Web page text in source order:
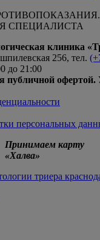
СПЕЦИАЛИСТА
клиника
256, тел.
до 21:00
публичной офертой.
персональных
Принимаем карту
«Халва»